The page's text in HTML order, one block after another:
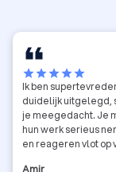
starstarstarstarstar
Ik ben
duidelijk uitgelegd,
je meegedacht. Je
hun werk serieus
en reageren vlot op